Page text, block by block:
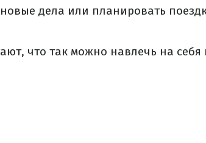
дела или планировать
что так можно навлечь на себя